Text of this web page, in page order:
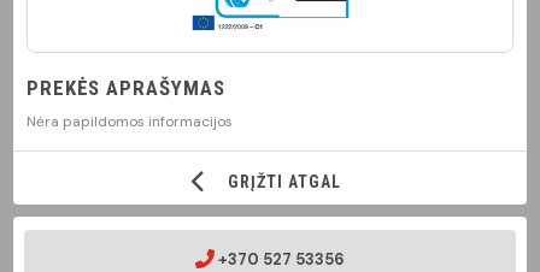
PREKĖS APRAŠYMAS
Nėra papildomos informacijos
GRĮŽTI ATGAL
+370 527 53356